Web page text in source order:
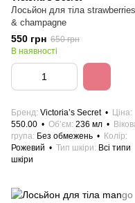
Лосьйон для тіла strawberries
& champagne
550 грн 650 грн
В наявності
Бренд Victoria’s Secret
Ціна
550.00
Об’єм 236 мл
група Без обмежень
Колір
Рожевий
Тип шкіри
Всі типи
шкіри